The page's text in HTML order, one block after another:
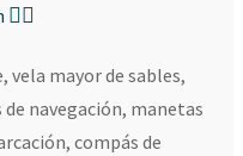
vela mayor de sables,
navegación, manetas
compás de